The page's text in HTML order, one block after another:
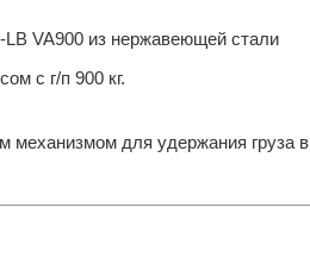
VA900 из нержавеющей стали
с г/п 900 кг.
механизмом для удержания груза в